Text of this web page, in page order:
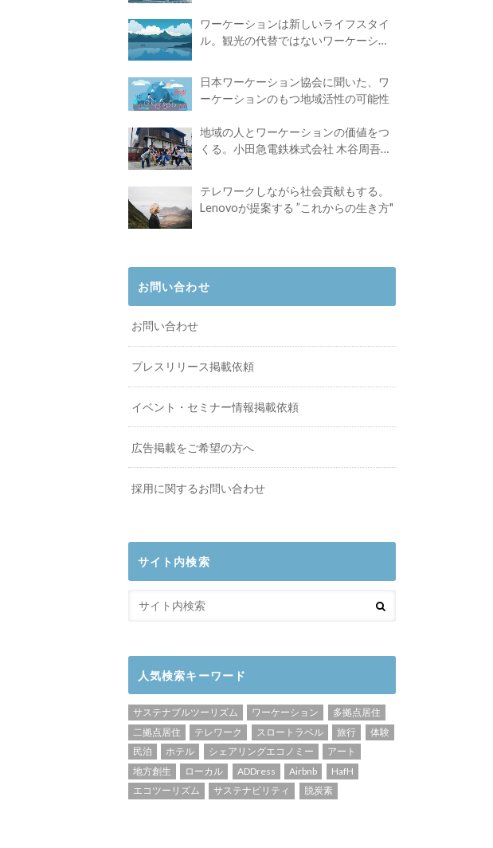
ワーケーションは新しいライフスタイ
ル。観光の代替ではないワーケーショ
日本ワーケーション協会に聞いた、ワ
ーケーションのもつ地域活性の可能性
地域の人とワーケーションの価値をつ
くる。小田急電鉄株式会社 木谷周吾さ
テレワークしながら社会貢献もする。
Lenovoが提案する ”これからの生き方"
お問い合わせ
お問い合わせ
プレスリリース掲載依頼
イベント・セミナー情報掲載依頼
広告掲載をご希望の方へ
採用に関するお問い合わせ
サイト内検索
人気検索キーワード
サステナブルツーリズム ワーケーション
多拠点居住
二拠点居住
テレワーク スロートラベル 旅行
体験
民泊
ホテル シェアリングエコノミー
アート
地方創生
ローカル ADDress Airbnb
HafH
エコツーリズム
サステナビリティ 脱炭素